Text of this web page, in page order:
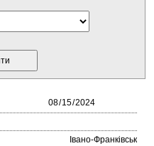
Івано-Франківськ